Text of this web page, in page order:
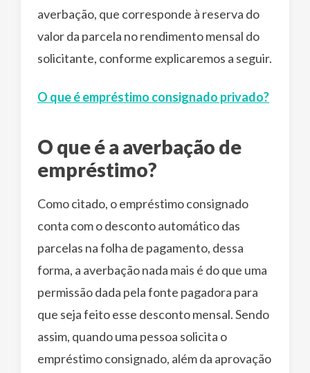
averbação, que corresponde à reserva do
valor da parcela no rendimento mensal do
solicitante, conforme explicaremos a seguir.
O que é empréstimo consignado privado?
O que é a averbação de
empréstimo?
Como citado, o empréstimo consignado
conta com o desconto automático das
parcelas na folha de pagamento, dessa
forma, a averbação nada mais é do que uma
permissão dada pela fonte pagadora para
que seja feito esse desconto mensal. Sendo
assim, quando uma pessoa solicita o
empréstimo consignado, além da aprovação